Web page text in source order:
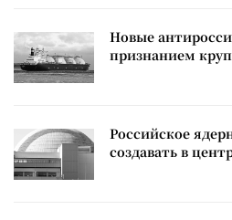
Новые
признанием
Российское
создавать в